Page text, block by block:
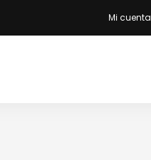
Mi cuenta